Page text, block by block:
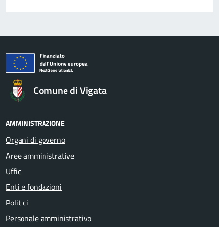
Comune di Vigata
AMMINISTRAZIONE
Organi di governo
Aree amministrative
Uffici
Enti e fondazioni
Politici
Personale amministrativo